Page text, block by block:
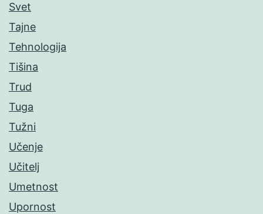
Svet
Tajne
Tehnologija
Tišina
Trud
Tuga
Tužni
Učenje
Učitelj
Umetnost
Upornost